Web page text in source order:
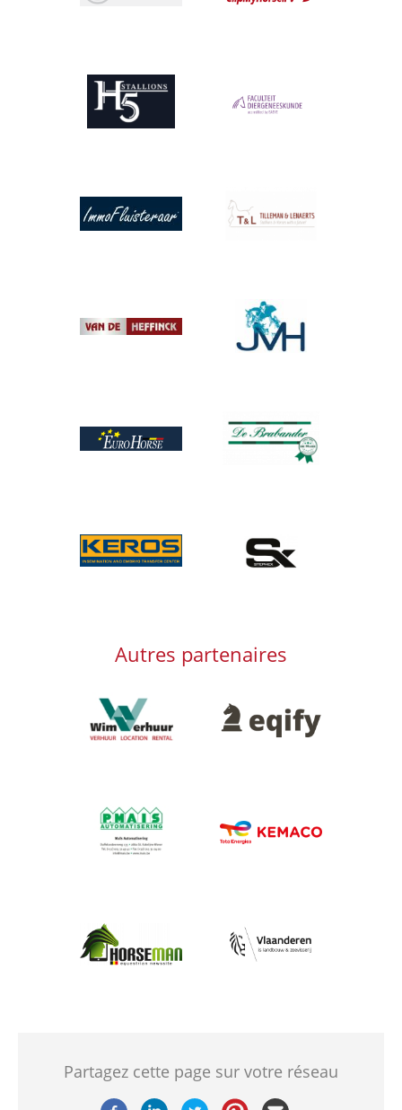
Afbeelding Afbeelding
Afbeelding Afbeelding
Afbeelding
Afbeelding
Afbeelding
Afbeelding
Afbeelding
Afbeelding
Autres partenaires
Afbeelding Afbeelding
Afbeelding
Afbeelding
Afbeelding Afbeelding
Partagez cette page sur votre réseau